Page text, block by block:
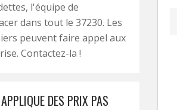
l'équipe de
dans tout le 37230. Les
peuvent faire appel aux
Contactez-la !
DES PRIX PAS